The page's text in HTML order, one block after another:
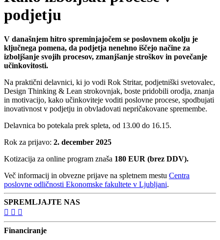
podjetju
V današnjem hitro spreminjajočem se poslovnem okolju je
ključnega pomena, da podjetja nenehno iščejo načine za
izboljšanje svojih procesov, zmanjšanje stroškov in povečanje
učinkovitosti.
Na praktični delavnici, ki jo vodi Rok Stritar, podjetniški svetovalec,
Design Thinking & Lean strokovnjak, boste pridobili orodja, znanja
in motivacijo, kako učinkoviteje voditi poslovne procese, spodbujati
inovativnost v podjetju in obvladovati nepričakovane spremembe.
Delavnica bo potekala prek spleta, od 13.00 do 16.15.
Rok za prijavo: 2. december 2025
Kotizacija za online program znaša 180 EUR (brez DDV).
Več informacij in obvezne prijave na spletnem mestu Centra
poslovne odličnosti Ekonomske fakultete v Ljubljani.
SPREMLJAJTE NAS
Financiranje